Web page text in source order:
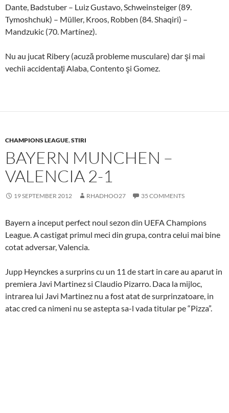
Dante, Badstuber – Luiz Gustavo, Schweinsteiger (89.
Tymoshchuk) – Müller, Kroos, Robben (84. Shaqiri) –
Mandzukic (70. Martínez).
Nu au jucat Ribery (acuză probleme musculare) dar şi mai
vechii accidentaţi Alaba, Contento şi Gomez.
CHAMPIONS LEAGUE,STIRI
BAYERN MUNCHEN –
VALENCIA 2-1
19 SEPTEMBER 2012 RHADHOO27 35 COMMENTS
Bayern a inceput perfect noul sezon din UEFA Champions
League. A castigat primul meci din grupa, contra celui mai bine
cotat adversar, Valencia.
Jupp Heynckes a surprins cu un 11 de start in care au aparut in
premiera Javi Martinez si Claudio Pizarro. Daca la mijloc,
intrarea lui Javi Martinez nu a fost atat de surprinzatoare, in
atac cred ca nimeni nu se astepta sa-l vada titular pe “Pizza”.